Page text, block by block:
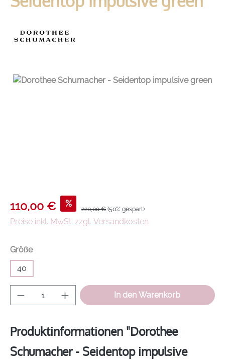
Verkaufspreis:
110,00 € % Regulärer Preis:
220,00 € (50% gespart)
Preise inkl. MwSt. zzgl. Versandkosten
Größeauswählen
40
Produkt Anzahl: Gib den gewünschten
In den Warenkorb
Produktinformationen "Dorothee
Schumacher - Seidentop impulsive